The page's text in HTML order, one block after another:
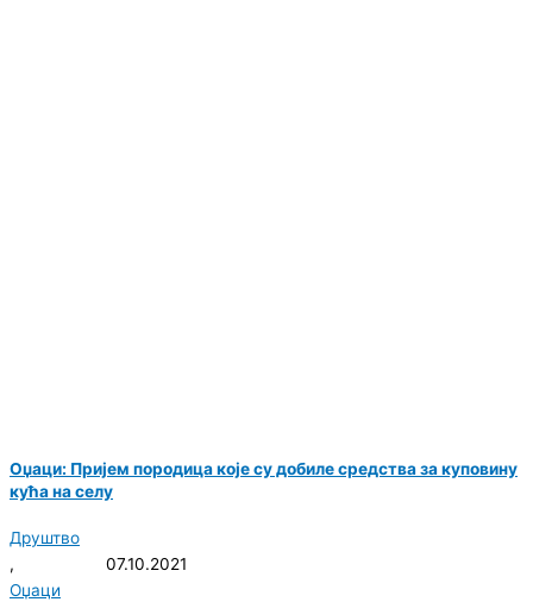
Оџаци: Пријем породица које су добилe средства за куповину
кућа на селу
Друштво
,
Оџаци
07.10.2021